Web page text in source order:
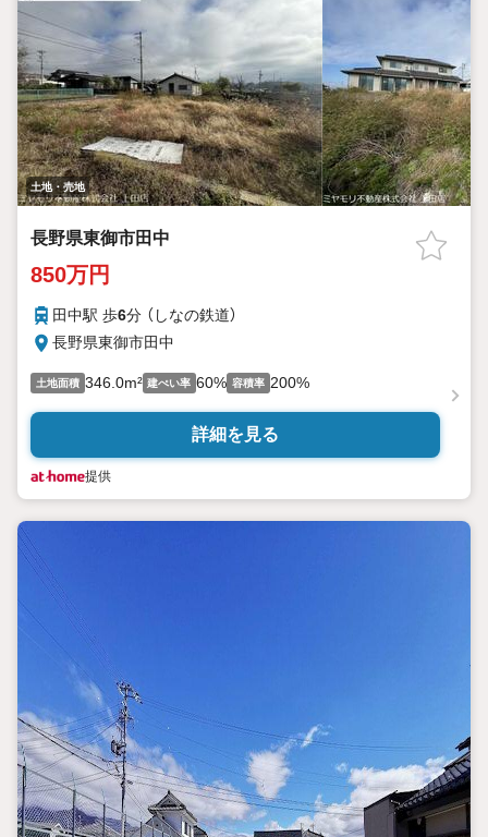
土地・売地
長野県東御市田中
850万円
田中駅 歩6分 （しなの鉄道）
長野県東御市田中
土地面積 346.0m² 建ぺい率 60% 容積率 200%
詳細を見る
提供